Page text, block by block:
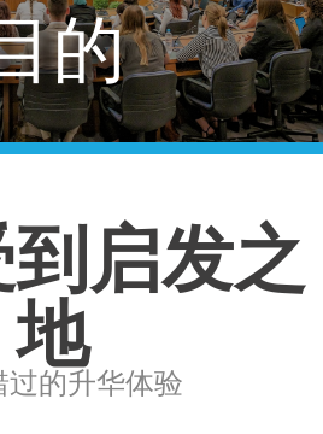
的
启发之
地
过的升华体验